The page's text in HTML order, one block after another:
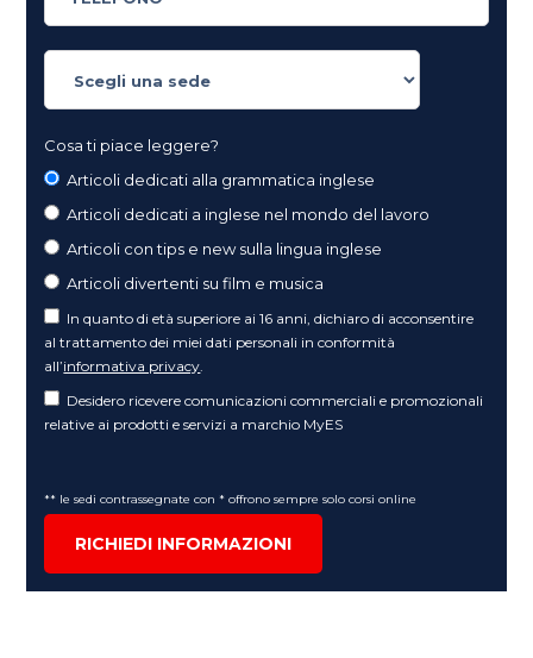
Cosa ti piace leggere?
Articoli dedicati alla grammatica inglese
Articoli dedicati a inglese nel mondo del lavoro
Articoli con tips e new sulla lingua inglese
Articoli divertenti su film e musica
In quanto di età superiore ai 16 anni, dichiaro di acconsentire
al trattamento dei miei dati personali in conformità
all’informativa privacy
Desidero ricevere comunicazioni commerciali e promozionali
relative ai prodotti e servizi a marchio MyES
** le sedi contrassegnate con * offrono sempre solo corsi online
RICHIEDI INFORMAZIONI